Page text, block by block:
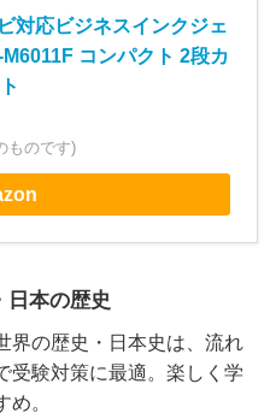
対応ビジネスインクジェ
コンパクト 2段カ
ものです)
日本の歴史
の歴史・日本史は、流れ
受験対策に最適。楽しく学
。